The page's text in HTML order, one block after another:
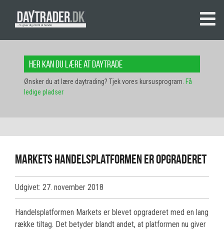
Her kan du lære at daytrade
Ønsker du at lære daytrading? Tjek vores kursusprogram. Få
ledige pladser
Markets handelsplatformen er opgraderet
Udgivet: 27. november 2018
Handelsplatformen Markets er blevet opgraderet med en lang
række tiltag. Det betyder blandt andet, at platformen nu giver